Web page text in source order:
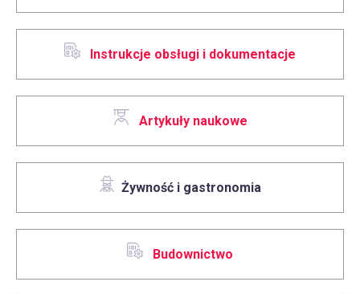
Instrukcje obsługi i dokumentacje
Artykuły naukowe
Żywność i gastronomia
Budownictwo